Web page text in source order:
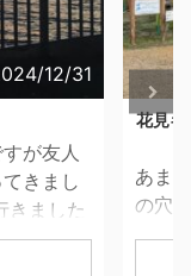
12/31
トキャン
ャンプ
感じで距
桜が楽
、近く
購入
てき